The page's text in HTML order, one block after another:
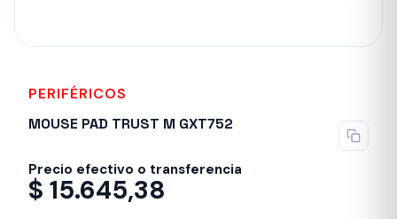
PERIFÉRICOS
MOUSE PAD TRUST M GXT752
Precio efectivo o transferencia
$ 15.645,38